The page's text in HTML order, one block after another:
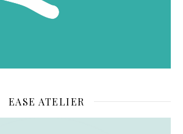
EASE ATELIER